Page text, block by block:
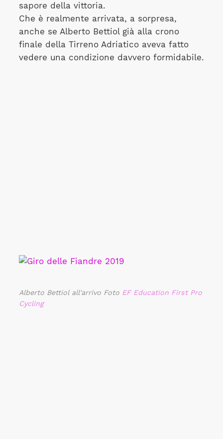
sapore della vittoria.
Che è realmente arrivata, a sorpresa,
anche se Alberto Bettiol già alla crono
finale della Tirreno Adriatico aveva fatto
vedere una condizione davvero formidabile.
Alberto Bettiol all'arrivo Foto EF Education First Pro
Cycling